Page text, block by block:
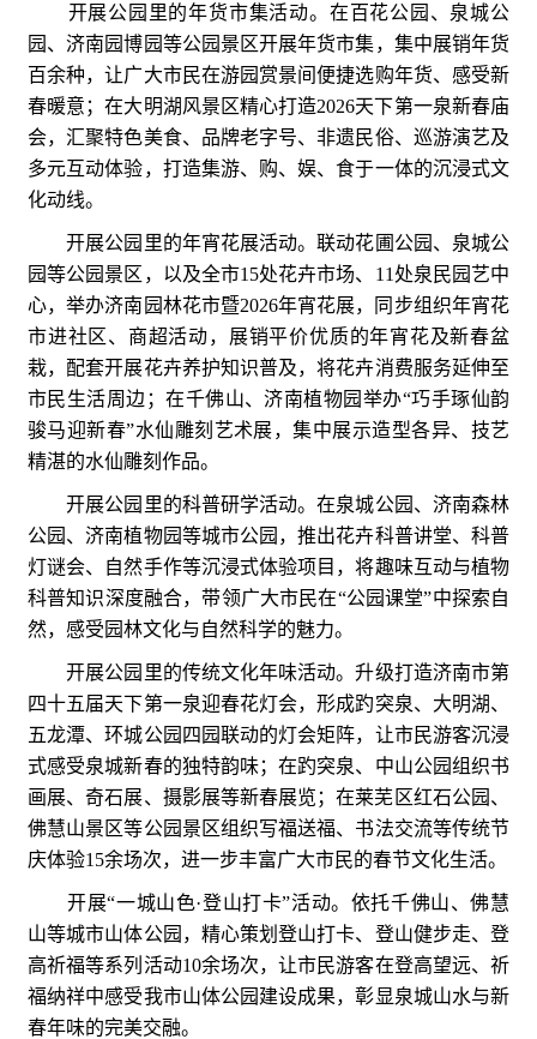
开展公园里的年货市集活动。在百花公园、泉城公
园、济南园博园等公园景区开展年货市集，集中展销年货
百余种，让广大市民在游园赏景间便捷选购年货、感受新
春暖意；在大明湖风景区精心打造2026天下第一泉新春庙
会，汇聚特色美食、品牌老字号、非遗民俗、巡游演艺及
多元互动体验，打造集游、购、娱、食于一体的沉浸式文
化动线。
开展公园里的年宵花展活动。联动花圃公园、泉城公
园等公园景区，以及全市15处花卉市场、11处泉民园艺中
心，举办济南园林花市暨2026年宵花展，同步组织年宵花
市进社区、商超活动，展销平价优质的年宵花及新春盆
栽，配套开展花卉养护知识普及，将花卉消费服务延伸至
市民生活周边；在千佛山、济南植物园举办“巧手琢仙韵
骏马迎新春”水仙雕刻艺术展，集中展示造型各异、技艺
精湛的水仙雕刻作品。
开展公园里的科普研学活动。在泉城公园、济南森林
公园、济南植物园等城市公园，推出花卉科普讲堂、科普
灯谜会、自然手作等沉浸式体验项目，将趣味互动与植物
科普知识深度融合，带领广大市民在“公园课堂”中探索自
然，感受园林文化与自然科学的魅力。
开展公园里的传统文化年味活动。升级打造济南市第
四十五届天下第一泉迎春花灯会，形成趵突泉、大明湖、
五龙潭、环城公园四园联动的灯会矩阵，让市民游客沉浸
式感受泉城新春的独特韵味；在趵突泉、中山公园组织书
画展、奇石展、摄影展等新春展览；在莱芜区红石公园、
佛慧山景区等公园景区组织写福送福、书法交流等传统节
庆体验15余场次，进一步丰富广大市民的春节文化生活。
开展“一城山色·登山打卡”活动。依托千佛山、佛慧
山等城市山体公园，精心策划登山打卡、登山健步走、登
高祈福等系列活动10余场次，让市民游客在登高望远、祈
福纳祥中感受我市山体公园建设成果，彰显泉城山水与新
春年味的完美交融。